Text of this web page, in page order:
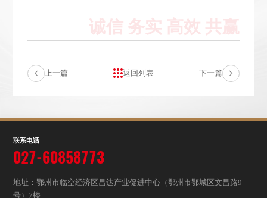
上一篇 返回列表 下一篇
联系电话
027-60858773
地址：鄂州市临空经济区昌达产业促进中心（鄂州市鄂城区文昌路9
号）7楼